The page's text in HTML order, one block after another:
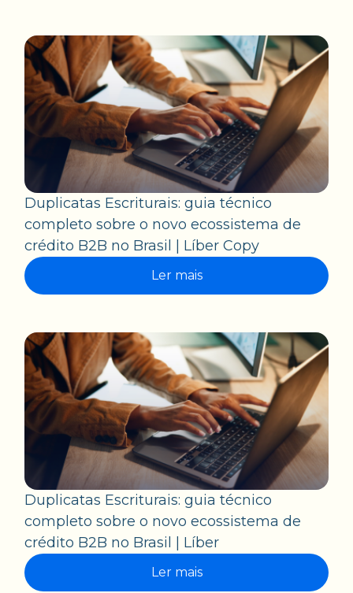
Duplicatas Escriturais: guia técnico
completo sobre o novo ecossistema de
crédito B2B no Brasil | Líber Copy
Ler mais
Duplicatas Escriturais: guia técnico
completo sobre o novo ecossistema de
crédito B2B no Brasil | Líber
Ler mais